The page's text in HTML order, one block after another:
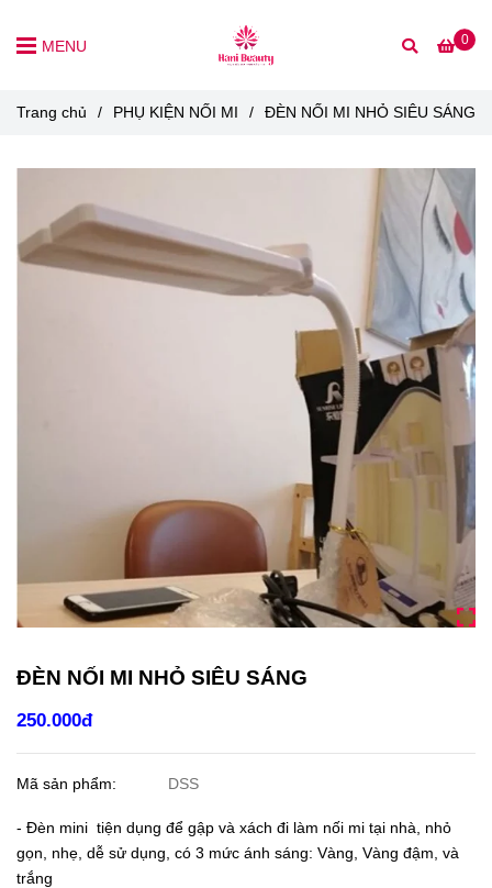
0
MENU
Trang chủ / PHỤ KIỆN NỐI MI / ĐÈN NỐI MI NHỎ SIÊU SÁNG
ĐÈN NỐI MI NHỎ SIÊU SÁNG
250.000đ
Mã sản phẩm: DSS
- Đèn mini tiện dụng để gập và xách đi làm nối mi tại nhà, nhỏ
gọn, nhẹ, dễ sử dụng, có 3 mức ánh sáng: Vàng, Vàng đậm, và
trắng